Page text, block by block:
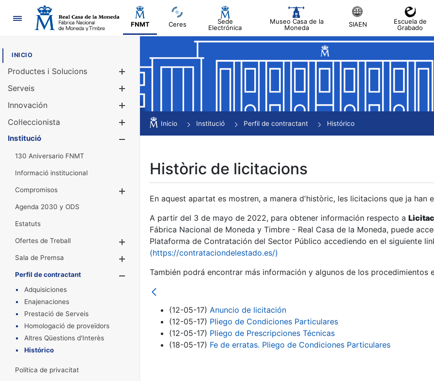
Navegació
FNMT Ceres
Sede
Electrónica
Museo Casa de la
Moneda
SIAEN
Escuela de
Grabado
INICIO
Productes i Solucions
Mostra/Amaga
Serveis
Innovación
Col·leccionista
Mostra/Amaga
Institució
130 Aniversario FNMT
Informació institucional
Compromisos
Agenda 2030 y ODS
Estatuts
Ofertes de Treball
Mostra/Amaga
Sala de Premsa
Mostra/Amaga
Perfil de contractant
Mostra/Amaga
Adquisiciones
Enajenaciones
Prestació de Serveis
Homologació de proveïdors
Altres Qüestions d'Interès
Histórico
Política de privacitat
Inicio Institució Perfil de contractant Histórico
Històric de licitacions
En aquest apartat es mostren, a manera d'històric, les licitacions que ja
A partir del 3 de mayo de 2022, para obtener información respecto a
Fábrica Nacional de Moneda y Timbre - Real Casa de la Moneda, puede
Plataforma de Contratación del Sector Público accediendo en el siguiente
(https://contrataciondelestado.es/)
También podrá encontrar más información y algunos de los procedimientos
(12-05-17) Anuncio de licitación
(12-05-17) Pliego de Condiciones Particulares
(12-05-17) Pliego de Prescripciones Técnicas
(18-05-17) Fe de erratas. Pliego de Condiciones Particulares